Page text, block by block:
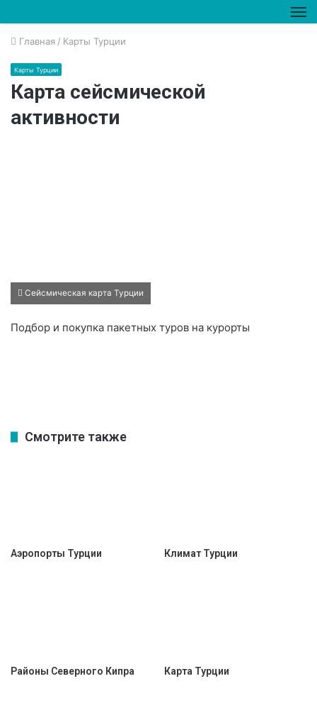
Главная / Карты Турции
Карты Турции
Карта сейсмической
активности
Сейсмическая карта Турции
Подбор и покупка пакетных туров на курорты
Смотрите также
Аэропорты Турции Климат Турции
Районы Северного Кипра Карта Турции